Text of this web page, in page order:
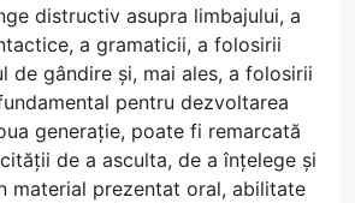
distructiv asupra limbajului, a
a gramaticii, a folosirii
de gândire și, mai ales, a folosirii
pentru dezvoltarea
generație, poate fi remarcată
de a asculta, de a înțelege și
material prezentat oral, abilitate